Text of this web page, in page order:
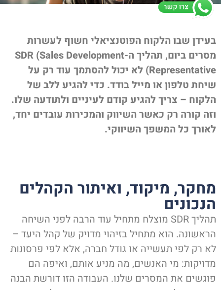
בעידן שבו הלקוח הפוטנציאלי חשוף לעשרות
מסרים ביום, תהליך ה-SDR (Sales Development
Representative) לא יכול להסתמך עוד רק על
שיחת טלפון או מייל בודד. כדי להגיע ללב של
הלקוח – צריך להגיע קודם לעיניים ולתודעה שלו.
וזה קורה רק כאשר השיווק והמכירות עובדים יחד,
לאורך כל המשפך השיווקי.
מחקר, מיקוד, ואיתור הקהלים
הנכונים
תהליך SDR מוצלח מתחיל עוד הרבה לפני השיחה
הראשונה. הוא מתחיל בזיהוי מדויק של קהל היעד –
לא רק לפי תעשייה או גודל חברה, אלא לפי פרסונות
מדויקות: מי האנשים, מה מניע אותם, ואיפה הם
פוגשים את המסרים שלנו. העבודה הזו דורשת הבנה